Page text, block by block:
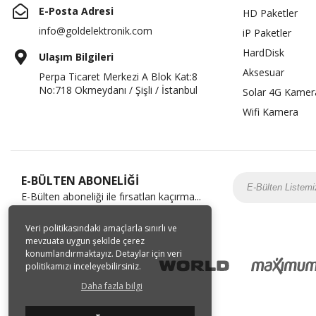
Veri politikasındaki amaçlarla sınırlı ve
mevzuata uygun şekilde çerez
konumlandırmaktayız. Detaylar için veri
politikamızı inceleyebilirsiniz.
Daha fazla bilgi
E-Posta Adresi
info@goldelektronik.com
Ulaşım Bilgileri
Perpa Ticaret Merkezi A Blok Kat:8
No:718 Okmeydanı / Şişli / İstanbul
HD Paketler
iP Paketler
HardDisk
Aksesuar
Solar 4G
Wifi Kamera
E-BÜLTEN ABONELİĞİ
E-Bülten aboneliği ile fırsatları kaçırma...